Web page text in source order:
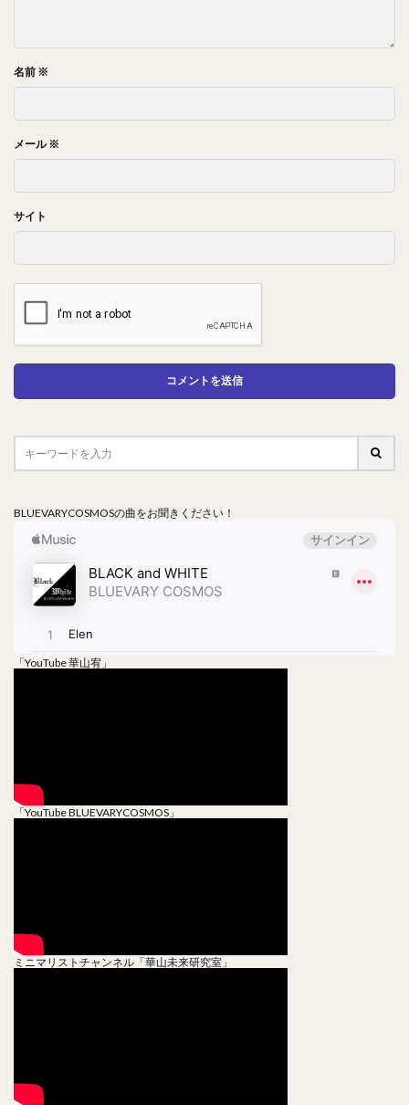
名前 ※
メール※
サイト
BLUEVARYCOSMOSの曲をお聞きください！
「YouTube 華山宥」
「YouTube BLUEVARYCOSMOS」
ミニマリストチャンネル「華山未来研究室」